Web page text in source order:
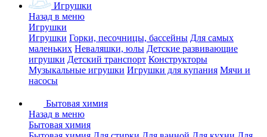
Игрушки
Назад в меню
Игрушки
Игрушки Горки, песочницы, бассейны Для самых
маленьких Неваляшки, юлы Детские развивающие
игрушки Детский транспорт Конструкторы
Музыкальные игрушки Игрушки для купания Мячи и
насосы
Бытовая химия
Назад в меню
Бытовая химия